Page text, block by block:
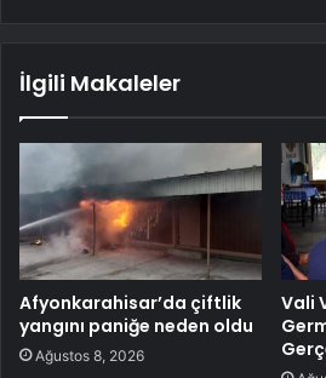
İlgili Makaleler
Afyonkarahisar’da çiftlik
yangını paniğe neden oldu
Ağustos 8, 2026
Vali